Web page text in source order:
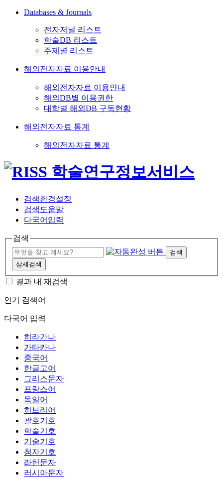
Databases & Journals
전자저널 리스트
학술DB 리스트
주제별 리스트
해외전자자료 이용안내
해외전자자료 이용안내
해외DB별 이용권한
대학별 해외DB 구독현황
해외전자자료 통계
해외전자자료 통계
검색환경설정
검색도움말
다국어입력
검색
검색
상세검색
결과 내 재검색
인기 검색어
다국어 입력
히라가나
가타카나
중국어
한글고어
그리스문자
프랑스어
독일어
히브리어
괄호기호
학술기호
기술기호
첨자기호
라틴문자
러시아문자